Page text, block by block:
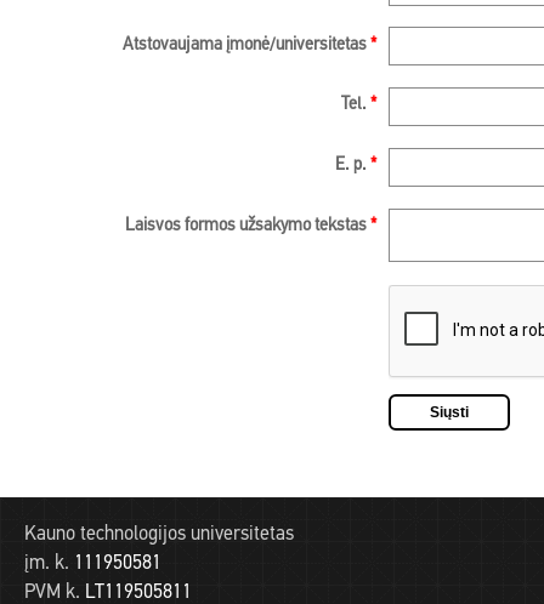
Atstovaujama įmonė/universitetas *
Tel. *
E. p. *
Laisvos formos užsakymo tekstas *
Kauno technologijos universitetas
įm. k. 111950581
PVM k. LT119505811